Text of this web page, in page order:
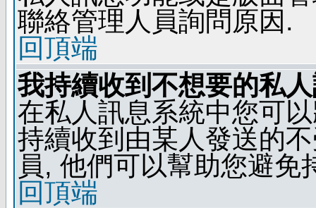
聯絡管理人員詢問原因.
回頂端
我持續收到不想要的私
在私人訊息系統中您可
持續收到由某人發送的
員, 他們可以幫助您避免
回頂端